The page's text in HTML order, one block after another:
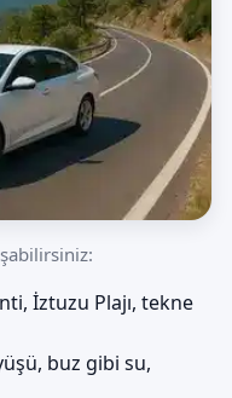
İztuzu Plajı, tekne
buz gibi su,